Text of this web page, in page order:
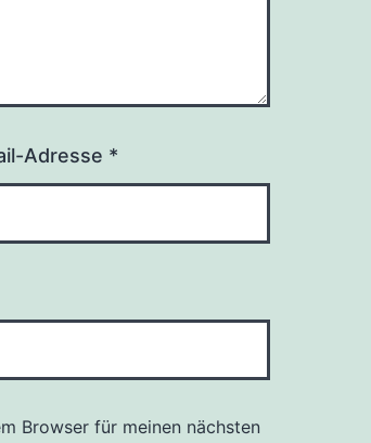
Adresse *
Browser für meinen nächsten